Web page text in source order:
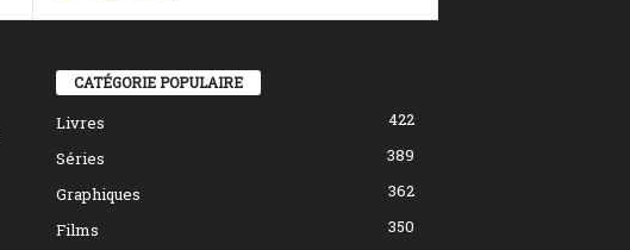
CATÉGORIE POPULAIRE
Livres
422
Séries
389
Graphiques
362
Films
350